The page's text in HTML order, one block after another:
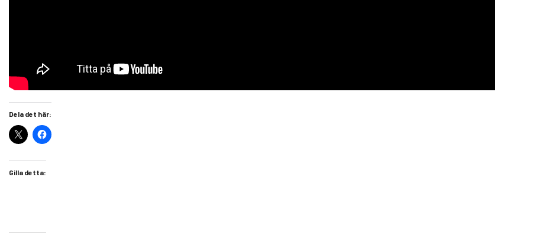
Dela det här:
Gilla detta: